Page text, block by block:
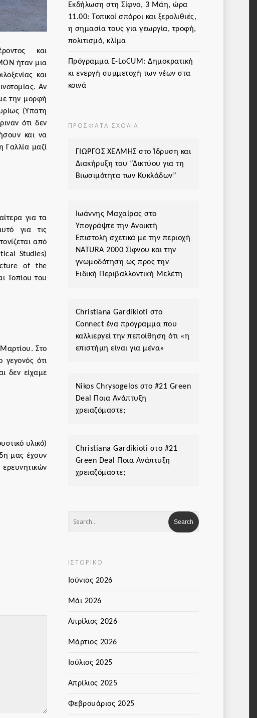
και
ήταν μια
και
Αν
την μορφή
(Υπατη
ότι δεν
και να
Γαλλία μαζί
για τα
για τις
από
Studies)
of the
Τοπίου του
Στο
ότι
δεν είχαμε
υλικό)
μας έχουν
Εκδήλωση στη Σίφνο, 3 Μάη, ώρα
11.00: Τοπικοί σπόροι και ξερολιθιές,
η σημασία τους για γεωργία, τροφή,
πολιτισμό, κλίμα
Πρόγραμμα Ε-LoCUM: Δημοκρατική
κι ενεργή συμμετοχή των νέων στα
κοινά
ΠΡΌΣΦΑΤΑ ΣΧΌΛΙΑ
ΓΙΩΡΓΟΣ ΧΕΛΜΗΣ στοΊδρυση και
Διακήρυξη του “Δικτύου για τη
Βιωσιμότητα των Κυκλάδων”
Ιωάννης Μαχαίρας στο
Υπογράψτε την Ανοικτή
Επιστολή σχετικά με την περιοχή
ΝΑΤURA 2000 Σίφνου και την
γνωμοδότηση ως προς την
Ειδική Περιβαλλοντική Μελέτη
Christiana Gardikioti στο
Connect ένα πρόγραμμα που
καλλιεργεί την πεποίθηση ότι «η
επιστήμη είναι για μένα»
Nikos Chrysogelos στο #21 Green
Deal Ποια Ανάπτυξη
χρειαζόμαστε;
Christiana Gardikioti στο #21
Green Deal Ποια Ανάπτυξη
χρειαζόμαστε;
ΙΣΤΟΡΙΚΌ
Ιούνιος 2026
Μάι 2026
Απρίλιος 2026
Μάρτιος 2026
Ιούλιος 2025
Απρίλιος 2025
Φεβρουάριος 2025